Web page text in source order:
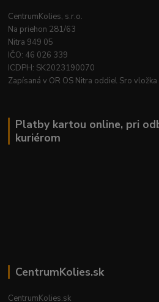
CentrumKolies, s.r.o.
Na priehon 281/63
Nitra 949 05
IČO: 46 026 339
ICDPH: SK2023190070
Zapísaná v OR OS Nitra oddiel Sro
Platby kartou online, pri
kuriérom
CentrumKolies.sk
CentrumKolies.sk